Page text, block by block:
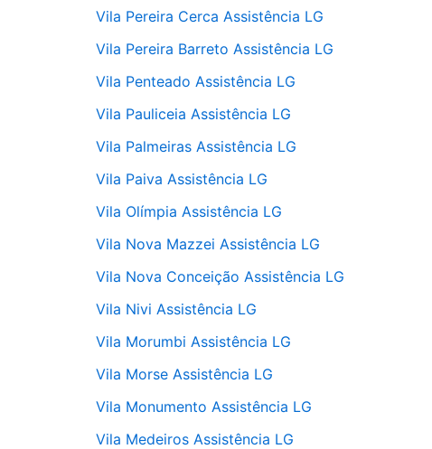
Vila Pereira Cerca Assistência LG
Vila Pereira Barreto Assistência LG
Vila Penteado Assistência LG
Vila Pauliceia Assistência LG
Vila Palmeiras Assistência LG
Vila Paiva Assistência LG
Vila Olímpia Assistência LG
Vila Nova Mazzei Assistência LG
Vila Nova Conceição Assistência LG
Vila Nivi Assistência LG
Vila Morumbi Assistência LG
Vila Morse Assistência LG
Vila Monumento Assistência LG
Vila Medeiros Assistência LG